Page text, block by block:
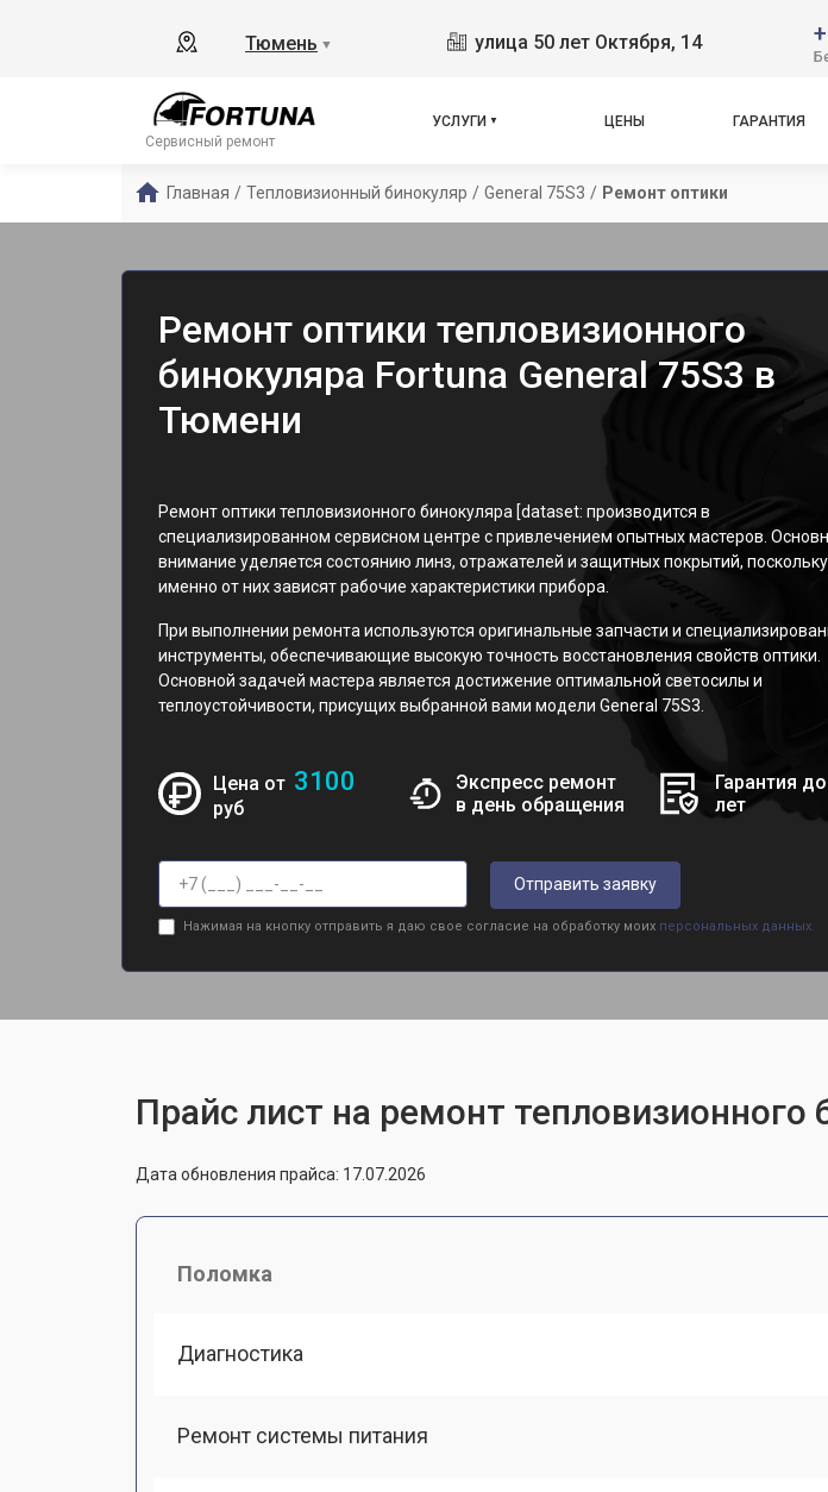
Тюмень ▼ улица 50 лет Октября, 14
Сервисный ремонт
УСЛУГИ ЦЕНЫ ГАРАНТИЯ
Главная / Тепловизионный бинокуляр / General 75S3 / Ремонт оптики
Ремонт оптики тепловизионного
бинокуляра Fortuna General 75S3 в
Тюмени
Ремонт оптики тепловизионного бинокуляра [dataset: производится в
специализированном сервисном центре с привлечением опытных мастеров.
внимание уделяется состоянию линз, отражателей и защитных покрытий, поскольку
именно от них зависят рабочие характеристики прибора.
При выполнении ремонта используются оригинальные запчасти и
инструменты, обеспечивающие высокую точность восстановления свойств оптики.
Основной задачей мастера является достижение оптимальной светосилы и
теплоустойчивости, присущих выбранной вами модели General 75S3.
Цена от 3100
руб
Экспресс ремонт
в день обращения
Гарантия
лет
Отправить заявку
Нажимая на кнопку отправить я даю свое согласие на обработку моих персональных данных.
Прайс лист на ремонт тепловизионного
Дата обновления прайса: 17.07.2026
Поломка
Диагностика
Ремонт системы питания